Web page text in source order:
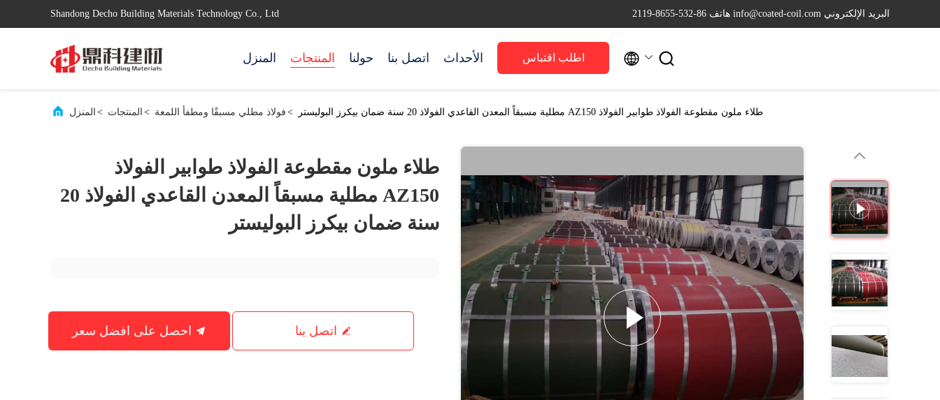
Shandong Decho Building Materials Technology Co., Ltd البريد الإلكتروني info@coated-coil.com هاتف 86-532-8655-2119
المنزل المنتجات حولنا اتصل بنا الأحداث اطلب اقتباس  
المنزل > المنتجات > فولاذ مطلي مسبقًا ومطفأ اللمعة > طلاء ملون مقطوعة الفولاذ طوابير الفولاذ AZ150 مطلية مسبقاً المعدن القاعدي الفولاذ 20 سنة ضمان بيكرز البوليستر
طلاء ملون مقطوعة الفولاذ طوابير الفولاذ
AZ150 مطلية مسبقاً المعدن القاعدي الفولاذ 20
سنة ضمان بيكرز البوليستر
اتصل بنا